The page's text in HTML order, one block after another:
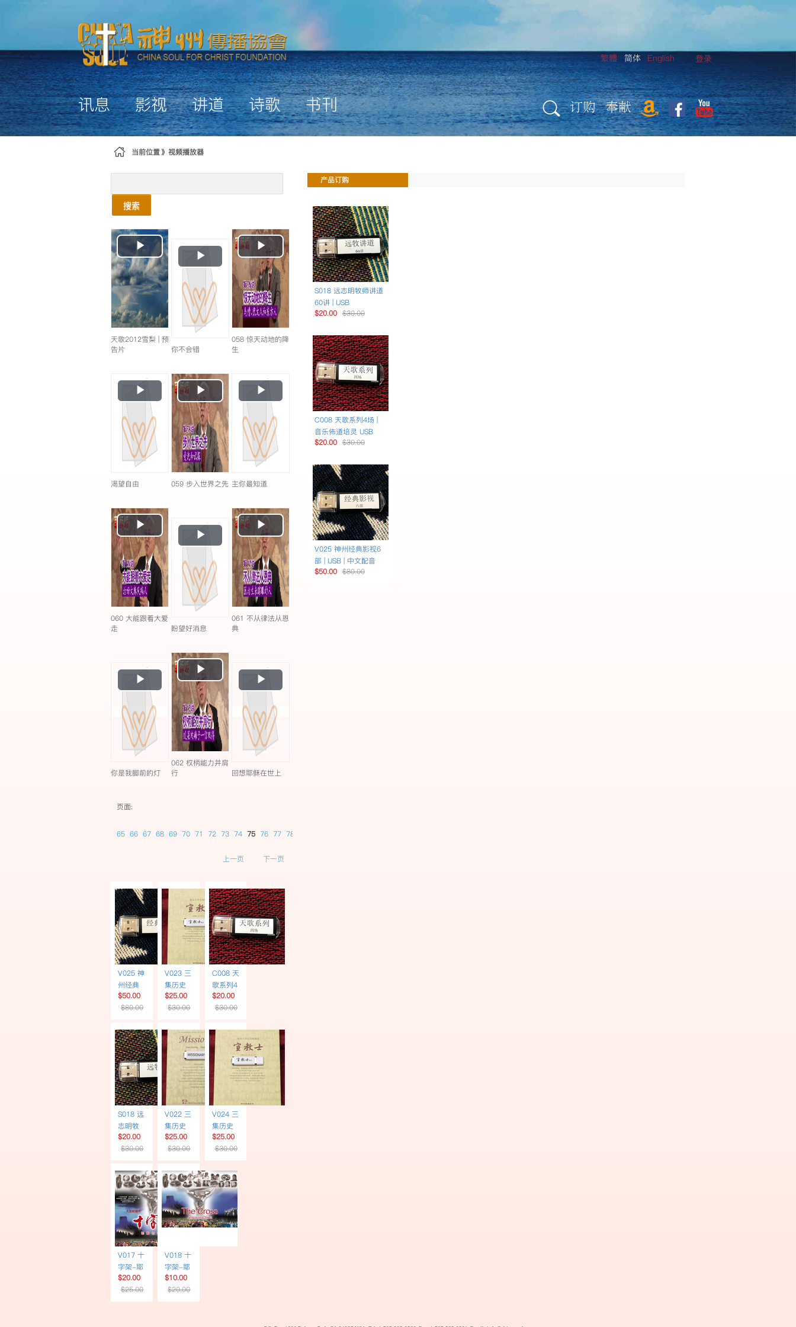
登录
繁體 简体 English
讯息 影视 讲道 诗歌 书刊 订购 奉献
当前位置 视频播放器
搜索
Play
Video
天歌2012雪梨 | 预
告片
Play
Video
你不会错
Play
Video
058 惊天动地的降
生
Play
Video
渴望自由
Play
Video
059 步入世界之先
Play
Video
主你最知道
Play
Video
060 大能跟着大爱
走
Play
Video
盼望好消息
Play
Video
061 不从律法从恩
典
Play
Video
你是我脚前的灯
Play
Video
062 权柄能力并肩
行
Play
Video
回想耶稣在世上
页面:
65 66 67 68 69 70 71 72 73 74 75 76 77 78
上一页 下一页
V025 神
州经典
影视6部
| USB |
音
$50.00
$80.00
V023 三
集历史
专题片
《宣教
体书
USB繁
体字幕
$25.00
$30.00
C008 天
歌系列4
场 | 音乐
佈道培
$20.00
$30.00
S018 远
志明牧
师讲道
60讲 |
$20.00
$30.00
V022 三
集历史
专题片
《宣教
文书
USB英
文配音
$25.00
$30.00
V024 三
集历史
专题片
《宣教
体书
USB简
体字幕
$25.00
$30.00
V017 十
字架-耶
稣在中
国 | 欧洲
语言配
$20.00
$25.00
V018 十
字架-耶
稣在中
国 | 英文
配音 |
$10.00
$20.00
产品订购
S018 远志明牧师讲道
60讲 | USB
$20.00 $30.00
C008 天歌系列4场 |
音乐佈道培灵 USB
$20.00 $30.00
V025 神州经典影视6
部 | USB | 中文配音
$50.00 $80.00